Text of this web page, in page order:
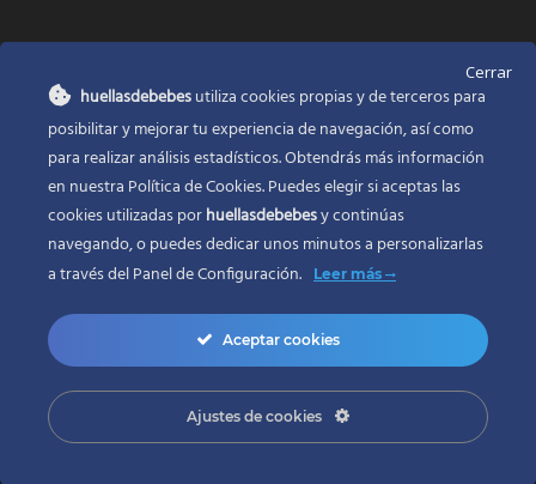
Huellas de bebés
Santa Ana, 22Alcasser Valencia 46290
625 120 591
info@huellasdebebes.com
Copyright 2017 | Todos los derechos reservados
Desarrollo web en ValenciaZONADEWEB |
Cerrar
huellasdebebesutiliza cookies propias y de terceros para
posibilitar y mejorar tu experiencia de navegación, así como
para realizar análisis estadísticos. Obtendrás más información
en nuestra Política de Cookies. Puedes elegir si aceptas las
cookies utilizadas porhuellasdebebesy continúas
navegando, o puedes dedicar unos minutos a personalizarlas
a través delPanel de Configuración. Leer más
Aceptar cookies
Ajustes de cookies